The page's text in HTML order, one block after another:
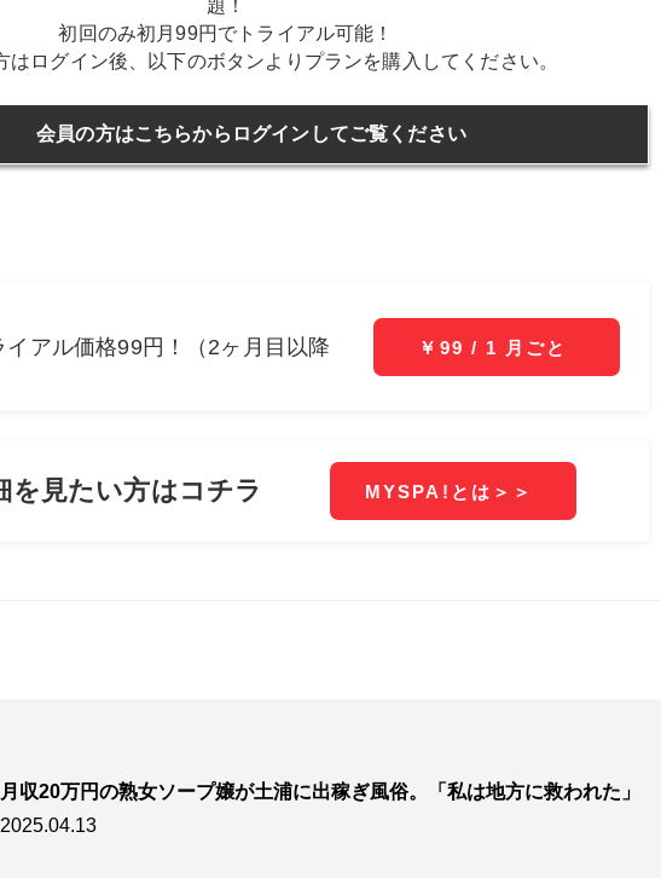
月収20万円の熟女ソープ嬢が土浦に出稼ぎ風俗。「私は地方に救われた」
2025.04.13